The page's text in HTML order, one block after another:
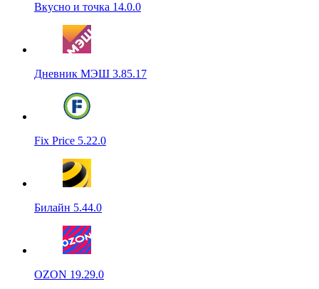
Вкусно и точка 14.0.0
Дневник МЭШ 3.85.17
Fix Price 5.22.0
Билайн 5.44.0
OZON 19.29.0